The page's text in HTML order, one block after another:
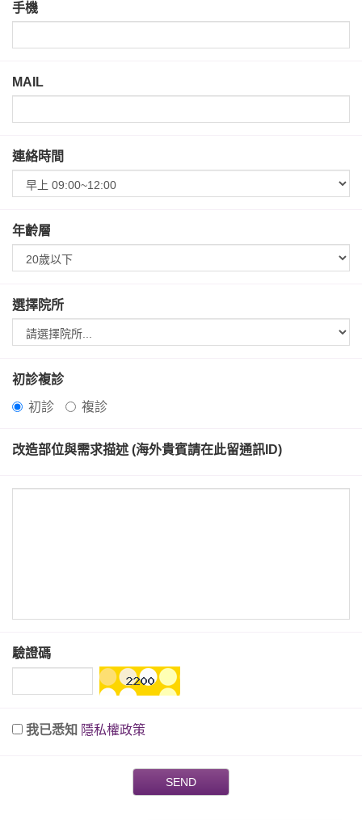
手機
MAIL
連絡時間
年齡層
選擇院所
初診複診
初診
複診
改造部位與需求描述 (海外貴賓請在此留通訊ID)
驗證碼
我已悉知 隱私權政策
SEND